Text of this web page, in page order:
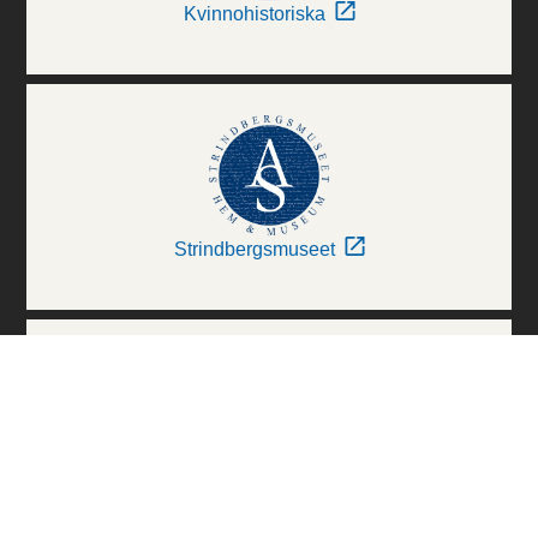
Kvinnohistoriska
Strindbergsmuseet